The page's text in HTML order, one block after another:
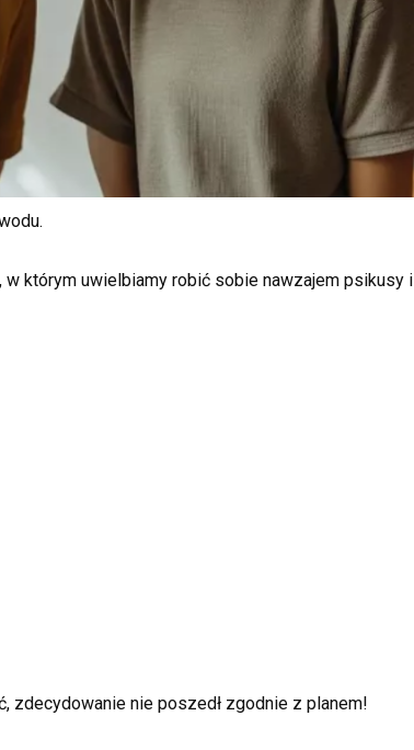
w którym uwielbiamy robić sobie nawzajem psikusy i
zdecydowanie nie poszedł zgodnie z planem!